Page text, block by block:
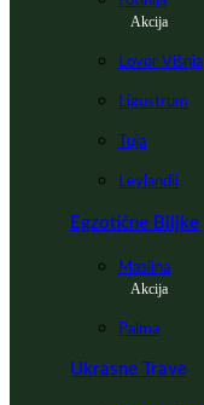
Akcija
Lovor Višnja
Ligustrum
Tuja
Leylandii
Egzotične Biljke
Maslina
Akcija
Palma
Ukrasne Trave